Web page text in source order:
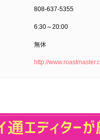
808-637-5355
6:30～20:00
無休
http://